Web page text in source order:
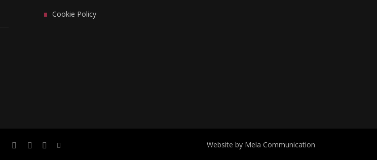
Cookie Policy
Website by Mela Communication